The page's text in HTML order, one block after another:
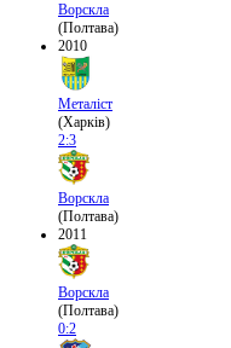
Ворскла
(Полтава)
2010
Металіст
(Харків)
2:3
Ворскла
(Полтава)
2011
Ворскла
(Полтава)
0:2